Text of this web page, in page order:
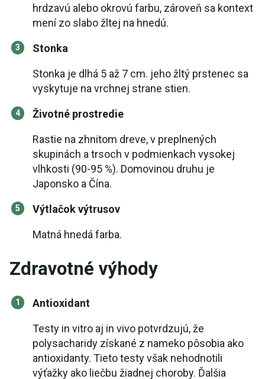
hrdzavú alebo okrovú farbu, zároveň sa kontext
mení zo slabo žltej na hnedú.
Stonka
Stonka je dlhá 5 až 7 cm. jeho žltý prstenec sa
vyskytuje na vrchnej strane stien.
Životné prostredie
Rastie na zhnitom dreve, v preplnených
skupinách a trsoch v podmienkach vysokej
vlhkosti (90-95 %). Domovinou druhu je
Japonsko a Čína.
Výtlačok výtrusov
Matná hnedá farba.
Zdravotné výhody
Antioxidant
Testy in vitro aj in vivo potvrdzujú, že
polysacharidy získané z nameko pôsobia ako
antioxidanty. Tieto testy však nehodnotili
výťažky ako liečbu žiadnej choroby. Ďalšia